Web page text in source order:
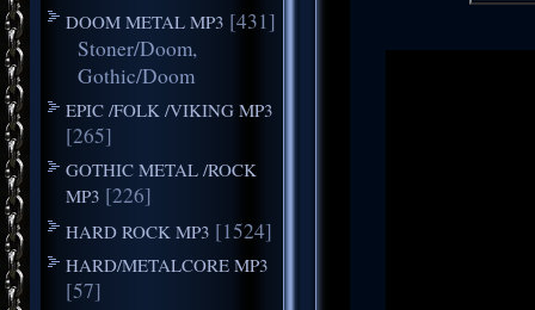
DOOM METAL MP3 [431]
Stoner/Doom,
Gothic/Doom
EPIC /FOLK /VIKING MP3
[265]
GOTHIC METAL /ROCK
MP3 [226]
HARD ROCK MP3 [1524]
HARD/METALCORE MP3
[57]